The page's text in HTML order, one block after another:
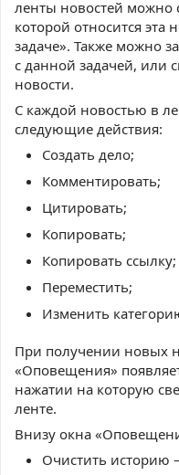
ленты новостей можно
которой относится эта
задаче». Также можно
с данной задачей, или
новости.
С каждой новостью в
следующие действия:
Создать дело;
Комментировать;
Цитировать;
Копировать;
Копировать ссылку;
Переместить;
Изменить
При получении новых
«Оповещения»
нажатии на которую
ленте.
Внизу окна
Очистить историю